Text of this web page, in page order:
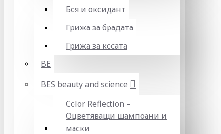
Боя и оксидант
Грижа за брадата
Грижа за косата
BE
BES beauty and science
Color Reflection –
Оцветяващи шампоани и
маски